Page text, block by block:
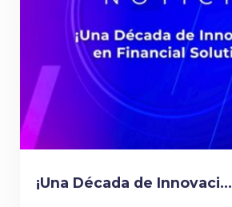
¡Una Década de Innovaci...